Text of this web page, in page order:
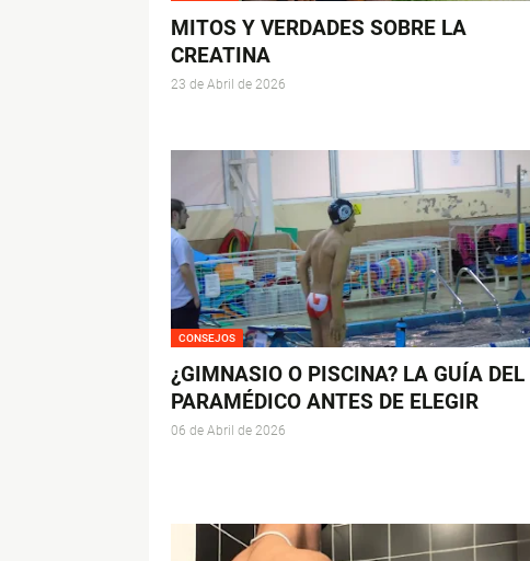
MITOS Y VERDADES SOBRE LA
CREATINA
23 de Abril de 2026
CONSEJOS
¿GIMNASIO O PISCINA? LA GUÍA DEL
PARAMÉDICO ANTES DE ELEGIR
06 de Abril de 2026